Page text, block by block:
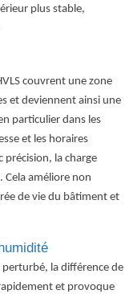
plus stable,
couvrent une zone
et deviennent ainsi une
particulier dans les
et les horaires
précision, la charge
améliore non
de vie du bâtiment et
perturbé, la différence de
et provoque